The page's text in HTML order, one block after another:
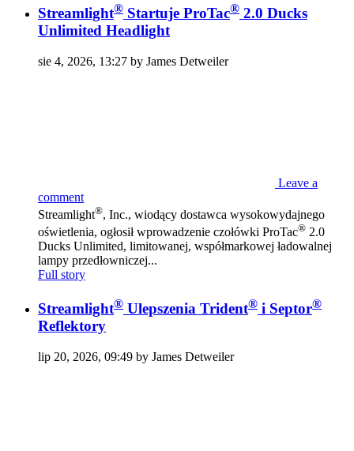
Streamlight® Startuje ProTac® 2.0 Ducks
Unlimited Headlight
sie 4, 2026, 13:27 by James Detweiler
Leave a
comment
Streamlight®, Inc., wiodący dostawca wysokowydajnego
oświetlenia, ogłosił wprowadzenie czołówki ProTac® 2.0
Ducks Unlimited, limitowanej, współmarkowej ładowalnej
lampy przedłowniczej...
Full story
Streamlight® Ulepszenia Trident® i Septor®
Reflektory
lip 20, 2026, 09:49 by James Detweiler